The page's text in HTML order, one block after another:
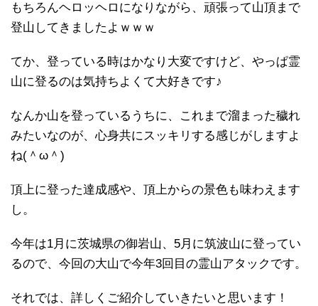
もちろんヘロッヘロになりながら、頑張って山頂まで
登山してきましたよｗｗｗ
てか、登っている時はかなり大変ですけど、やっぱ霊
山に登るのは気持ちよくて大好きです♪
なんか山を登っているうちに、これまで溜まった穢れ
みたいなのが、心身共にスッキリする感じがしますよ
ね(＾ω＾)
頂上に登った達成感や、頂上からの景色も味わえます
し。
今年は1月に茨城県の御岩山、5月に筑波山に登ってい
るので、今回の大山で今年3回目の霊山アタックです。
それでは、詳しくご紹介していきたいと思います！